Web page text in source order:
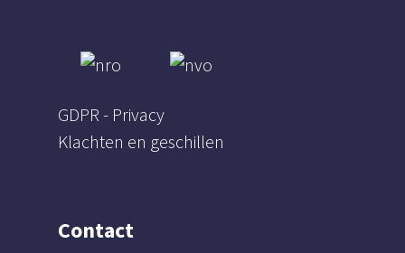
GDPR - Privacy
Klachten en geschillen
Contact